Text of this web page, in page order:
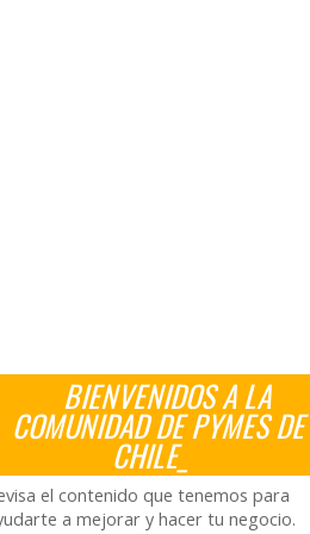
BIENVENIDOS A LA
COMUNIDAD DE PYMES DE
CHILE_
el contenido que tenemos para
a mejorar y hacer tu negocio.